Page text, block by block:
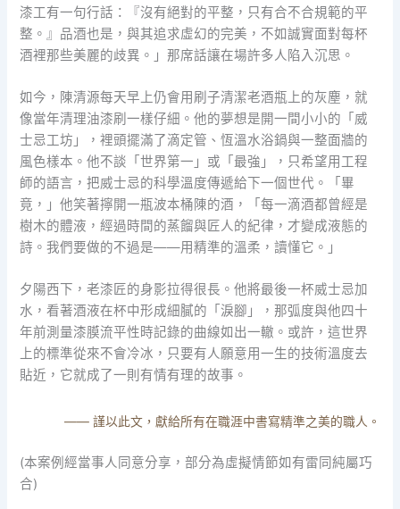
漆工有一句行話：『沒有絕對的平整，只有合不合規範的平
整。』品酒也是，與其追求虛幻的完美，不如誠實面對每杯
酒裡那些美麗的歧異。」那席話讓在場許多人陷入沉思。
如今，陳清源每天早上仍會用刷子清潔老酒瓶上的灰塵，就
像當年清理油漆刷一樣仔細。他的夢想是開一間小小的「威
士忌工坊」，裡頭擺滿了滴定管、恆溫水浴鍋與一整面牆的
風色樣本。他不談「世界第一」或「最強」，只希望用工程
師的語言，把威士忌的科學溫度傳遞給下一個世代。「畢
竟，」他笑著擰開一瓶波本桶陳的酒，「每一滴酒都曾經是
樹木的體液，經過時間的蒸餾與匠人的紀律，才變成液態的
詩。我們要做的不過是——用精準的溫柔，讀懂它。」
夕陽西下，老漆匠的身影拉得很長。他將最後一杯威士忌加
水，看著酒液在杯中形成細膩的「淚腳」，那弧度與他四十
年前測量漆膜流平性時記錄的曲線如出一轍。或許，這世界
上的標準從來不會冷冰，只要有人願意用一生的技術溫度去
貼近，它就成了一則有情有理的故事。
—— 謹以此文，獻給所有在職涯中書寫精準之美的職人。
(本案例經當事人同意分享，部分為虛擬情節如有雷同純屬巧
合)